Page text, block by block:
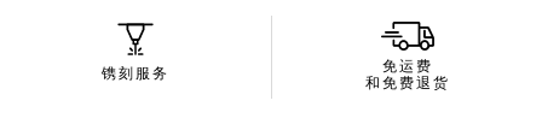
持续运行。仅需片刻光照，即可为腕表提供一整天的动力。
镌刻服务
免运费
和免费退货